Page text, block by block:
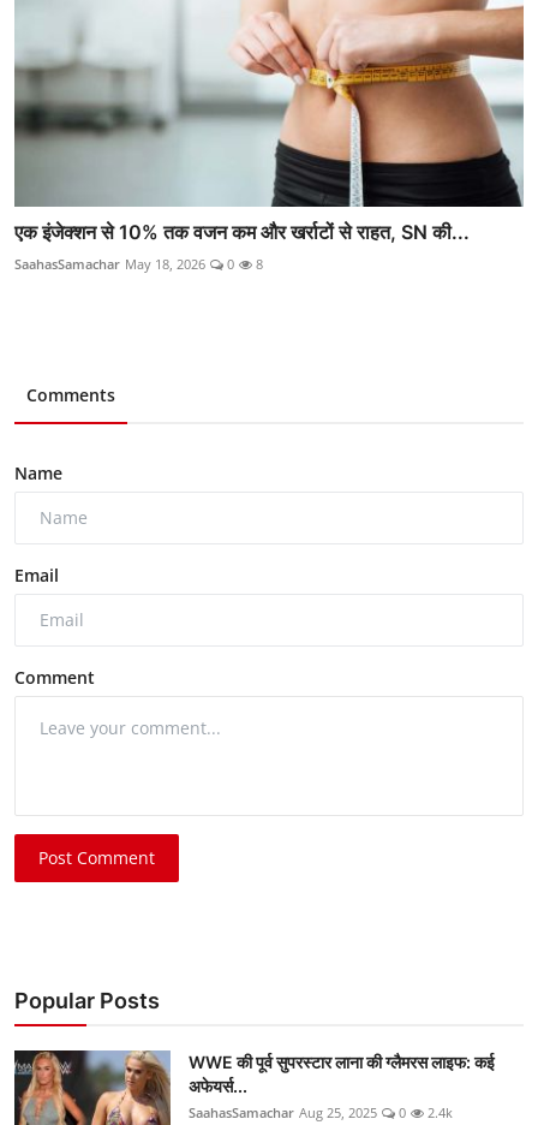
एक इंजेक्शन से 10% तक वजन कम और खर्राटों से राहत, SN की...
SaahasSamachar May 18, 2026 0 8
Comments
Name
Email
Comment
Post Comment
Popular Posts
WWE की पूर्व सुपरस्टार लाना की ग्लैमरस लाइफ: कई
अफेयर्स...
SaahasSamachar Aug 25, 2025 0 2.4k